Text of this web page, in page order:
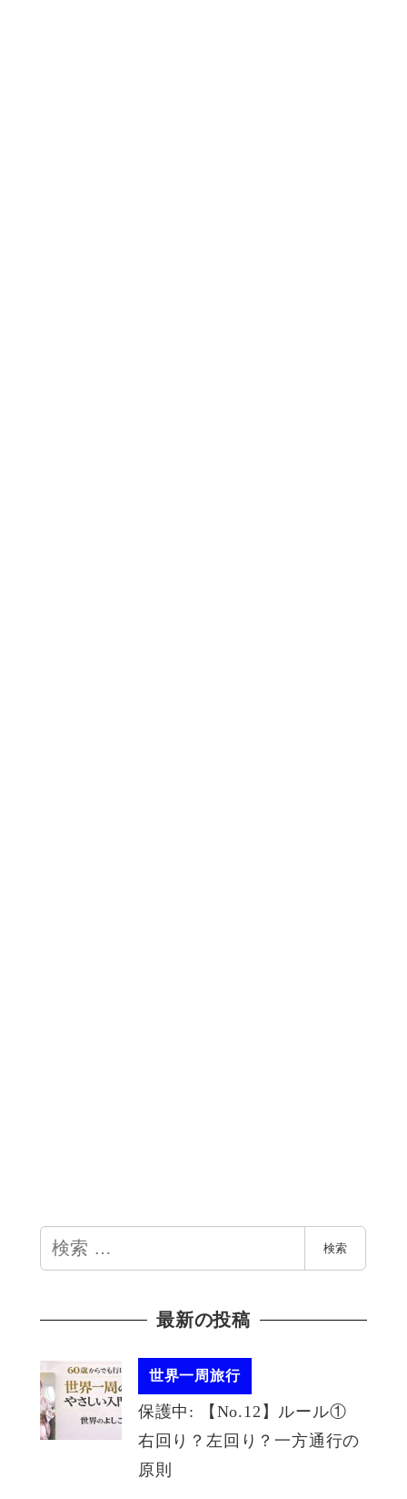
検
索
検索
最新の投稿
世界一周旅行
保護中: 【No.12】ルール①
右回り？左回り？一方通行の
原則